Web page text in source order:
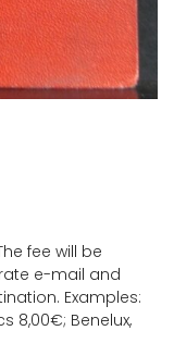
fee will be
e-mail and
Examples:
8,00€; Benelux,